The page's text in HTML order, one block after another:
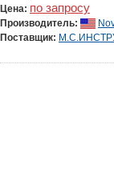
Цена: по запросу
Производитель:
Поставщик: